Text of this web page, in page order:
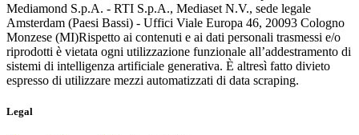
Mediamond S.p.A. - RTI S.p.A., Mediaset N.V., sede legale
Amsterdam (Paesi Bassi) - Uffici Viale Europa 46, 20093 Cologno
Monzese (MI)Rispetto ai contenuti e ai dati personali trasmessi e/o
riprodotti è vietata ogni utilizzazione funzionale all’addestramento di
sistemi di intelligenza artificiale generativa. È altresì fatto divieto
espresso di utilizzare mezzi automatizzati di data scraping.
Legal